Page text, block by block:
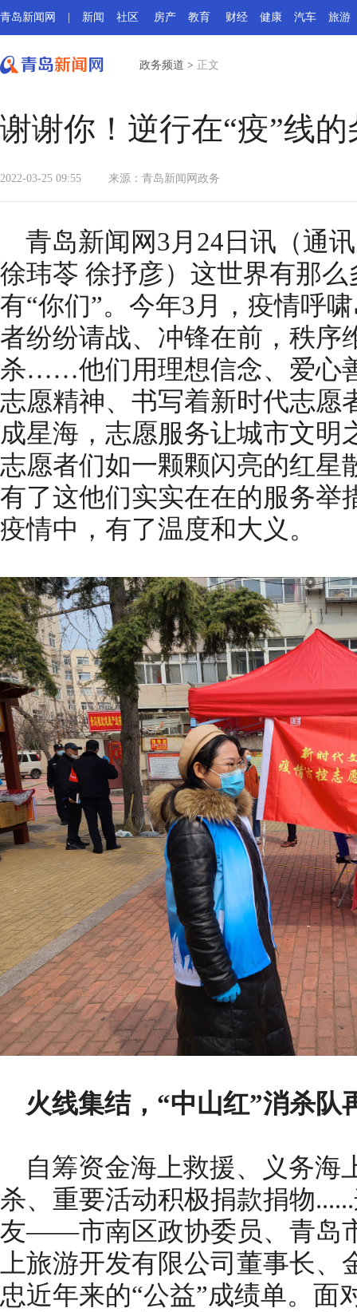
青岛新闻网 新闻 社区 房产 教育 财经 健康 汽车 旅游
政务频道 > 正文
谢谢你！逆行在“疫”线
2022-03-25 09:55 来源： 青岛新闻网政务
青岛新闻网3月24日讯（通
徐玮苓 徐抒彦）这世界有那
有“你们”。今年3月，疫情呼
者纷纷请战、冲锋在前，秩序
杀……他们用理想信念、爱心
志愿精神、书写着新时代志愿
成星海，志愿服务让城市文明
志愿者们如一颗颗闪亮的红星
有了这他们实实在在的服务举
疫情中，有了温度和大义。
火线集结，“中山红”消杀队
自筹资金海上救援、义务海
杀、重要活动积极捐款捐物
友——市南区政协委员、青岛
上旅游开发有限公司董事长
忠近年来的“公益”成绩单。面